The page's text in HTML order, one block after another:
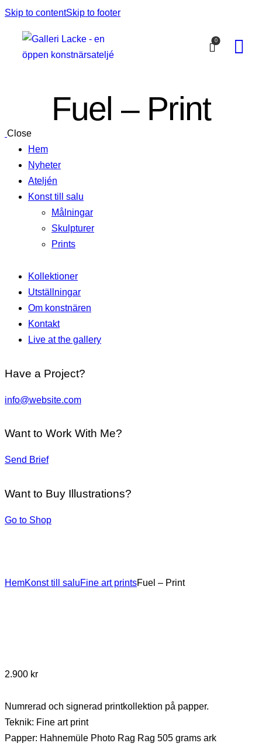
Skip to contentSkip to footer
0
Fuel – Print
Close
Hem
Nyheter
Ateljén
Konst till salu
Målningar
Skulpturer
Prints
Kollektioner
Utställningar
Om konstnären
Kontakt
Live at the gallery
Have a Project?
info@website.com
Want to Work With Me?
Send Brief
Want to Buy Illustrations?
Go to Shop
HemKonst till saluFine art printsFuel – Print
2.900 kr
Numrerad och signerad printkollektion på papper.
Teknik: Fine art print
Papper: Hahnemüle Photo Rag Rag 505 grams ark